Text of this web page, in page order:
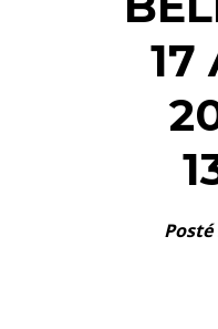
17
Posté